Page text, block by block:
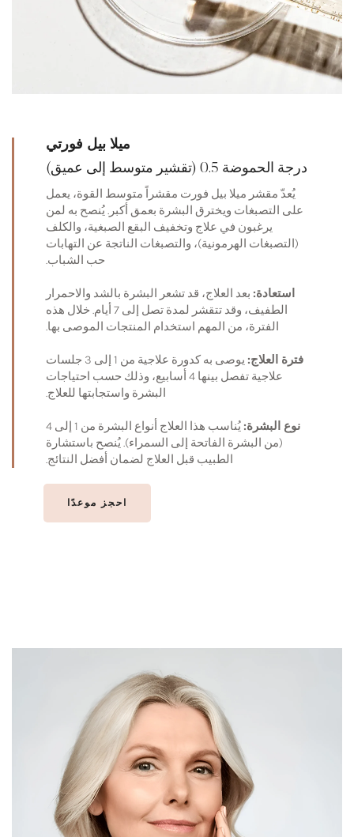
ميلا بيل فورتي
درجة الحموضة 0.5 (تقشير متوسط إلى عميق)
يُعدّ مقشر ميلا بيل فورت مقشراً متوسط القوة، يعمل
على التصبغات ويخترق البشرة بعمق أكبر. يُنصح به لمن
يرغبون في علاج وتخفيف البقع الصبغية، والكلف
(التصبغات الهرمونية)، والتصبغات الناتجة عن التهابات
حب الشباب.
استعادة: بعد العلاج، قد تشعر البشرة بالشد والاحمرار
الطفيف، وقد تتقشر لمدة تصل إلى 7 أيام. خلال هذه
الفترة، من المهم استخدام المنتجات الموصى بها.
فترة العلاج:
يوصى به كدورة علاجية من 1 إلى 3 جلسات
علاجية تفصل بينها 4 أسابيع، وذلك حسب احتياجات
البشرة واستجابتها للعلاج.
نوع البشرة:
يُناسب هذا العلاج أنواع البشرة من 1 إلى 4
(من البشرة الفاتحة إلى السمراء). يُنصح باستشارة
الطبيب قبل العلاج لضمان أفضل النتائج.
احجز موعدًا